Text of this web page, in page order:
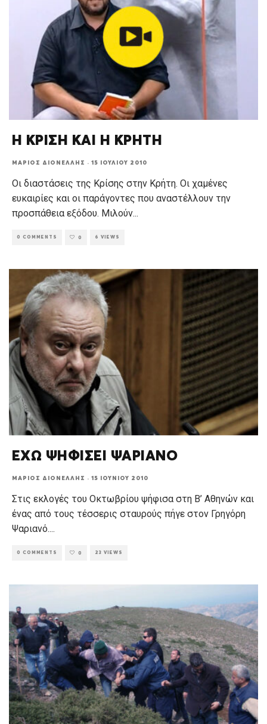
Η ΚΡΙΣΗ ΚΑΙ Η ΚΡΗΤΗ
ΜΆΡΙΟΣ ΔΙΟΝΈΛΛΗΣ · 15 ΙΟΥΛΊΟΥ 2010
Οι διαστάσεις της Κρίσης στην Κρήτη. Οι χαμένες
ευκαιρίες και οι παράγοντες που αναστέλλουν την
προσπάθεια εξόδου. Μιλούν...
0 COMMENTS 0 6 VIEWS
ΕΧΩ ΨΗΦΙΣΕΙ ΨΑΡΙΑΝΟ
ΜΆΡΙΟΣ ΔΙΟΝΈΛΛΗΣ · 15 ΙΟΥΝΊΟΥ 2010
Στις εκλογές του Οκτωβρίου ψήφισα στη Β’ Αθηνών και
ένας από τους τέσσερις σταυρούς πήγε στον Γρηγόρη
Ψαριανό....
0 COMMENTS 0 23 VIEWS